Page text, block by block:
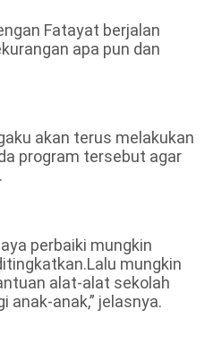
Fatayat berjalan
apa pun dan
akan terus melakukan
program tersebut agar
perbaiki mungkin
mungkin
alat-alat sekolah
anak-anak,” jelasnya.